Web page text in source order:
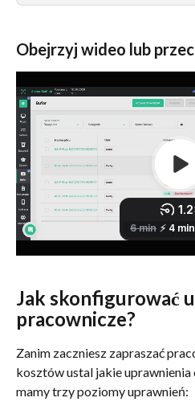
Obejrzyj wideo lub
Jak skonfigurować
pracownicze?
Zanim zaczniesz zapraszać
kosztów ustal jakie uprawnienia
mamy trzy poziomy uprawnień: